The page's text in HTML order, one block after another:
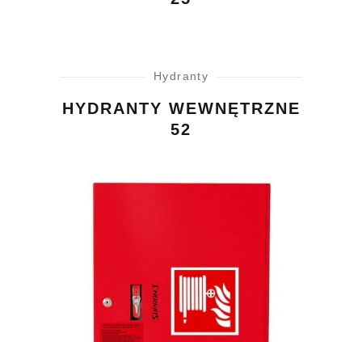
Hydranty
HYDRANTY WEWNĘTRZNE
52